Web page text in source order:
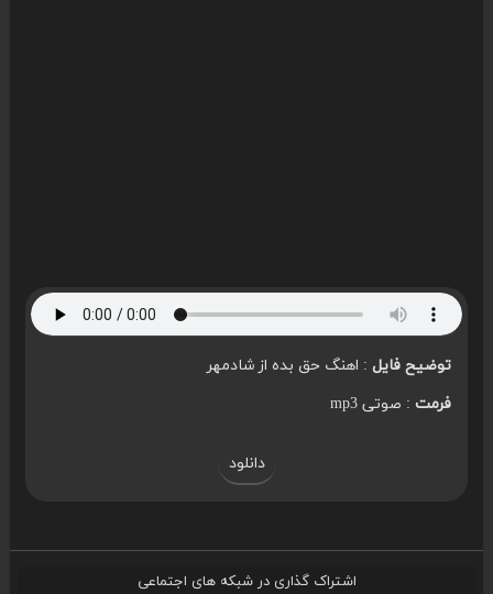
توضیح فایل: اهنگ حق بده از شادمهر
فرمت: صوتی mp3
دانلود
اشتراک گذاری در شبکه های اجتماعی